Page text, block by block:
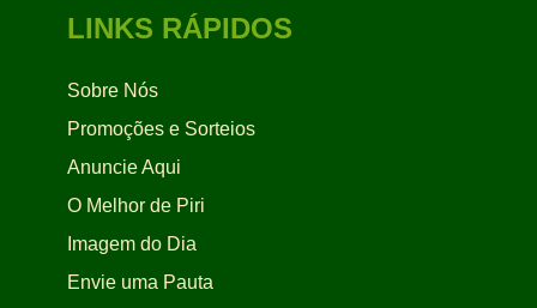
LINKS RÁPIDOS
Sobre Nós
Promoções e Sorteios
Anuncie Aqui
O Melhor de Piri
Imagem do Dia
Envie uma Pauta